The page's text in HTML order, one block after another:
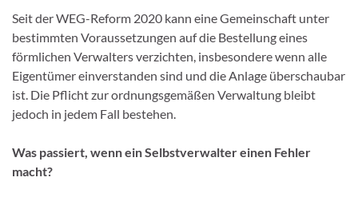
Seit der WEG-Reform 2020 kann eine Gemeinschaft unter
bestimmten Voraussetzungen auf die Bestellung eines
förmlichen Verwalters verzichten, insbesondere wenn alle
Eigentümer einverstanden sind und die Anlage überschaubar
ist. Die Pflicht zur ordnungsgemäßen Verwaltung bleibt
jedoch in jedem Fall bestehen.
Was passiert, wenn ein Selbstverwalter einen Fehler
macht?